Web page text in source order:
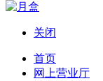
导航
关闭
首页
网上营业厅